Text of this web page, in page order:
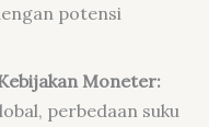
potensi
Moneter:
perbedaan suku